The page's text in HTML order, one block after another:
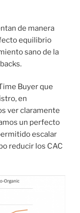
de manera
equilibrio
sano de la
Buyer que
en
ver claramente
un perfecto
escalar
reducir los CAC